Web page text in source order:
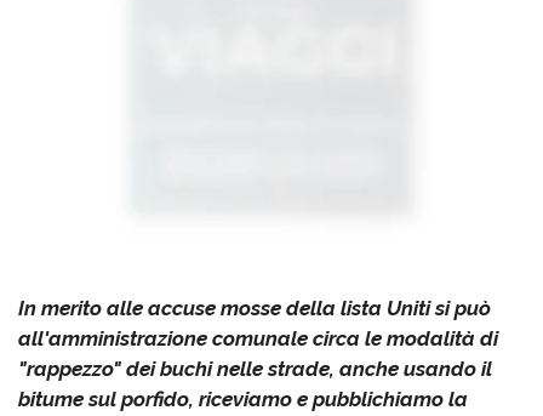
In merito alle accuse mosse della lista Uniti si può
all'amministrazione comunale circa le modalità di
"rappezzo" dei buchi nelle strade, anche usando il
bitume sul porfido, riceviamo e pubblichiamo la